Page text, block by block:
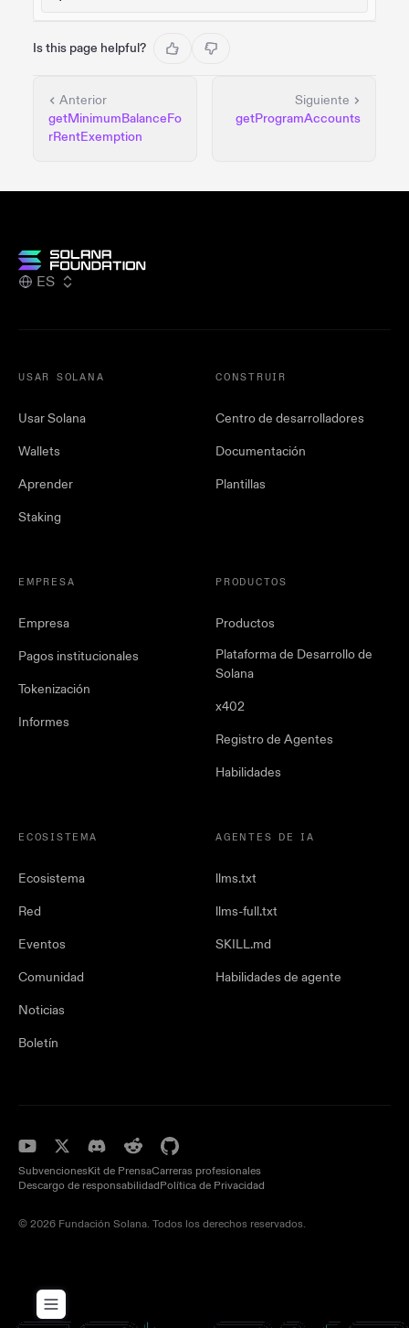
Is this page helpful?
Anterior
getMinimumBalanceFo
rRentExemption
Siguiente
getProgramAccounts
ES
USAR SOLANA
Usar Solana
Wallets
Aprender
Staking
CONSTRUIR
Centro de desarrolladores
Documentación
Plantillas
EMPRESA
Empresa
Pagos institucionales
Tokenización
Informes
PRODUCTOS
Productos
Plataforma de Desarrollo de
Solana
x402
Registro de Agentes
Habilidades
ECOSISTEMA
Ecosistema
Red
Eventos
Comunidad
Noticias
Boletín
AGENTES DE IA
llms.txt
llms-full.txt
SKILL.md
Habilidades de agente
SubvencionesKit de PrensaCarreras profesionales
Descargo de responsabilidadPolítica de Privacidad
© 2026 Fundación Solana. Todos los derechos reservados.